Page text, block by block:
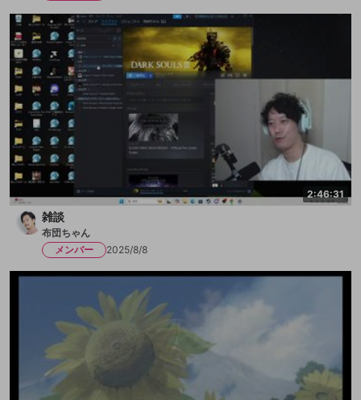
2:46:31
雑談
布団ちゃん
メンバー
2025/8/8